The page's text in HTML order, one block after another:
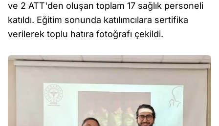
ve 2 ATT'den oluşan toplam 17 sağlık personeli
katıldı. Eğitim sonunda katılımcılara sertifika
verilerek toplu hatıra fotoğrafı çekildi.